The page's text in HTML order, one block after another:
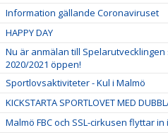
Information gällande Coronaviruset
HAPPY DAY
Nu är anmälan till
2020/2021 öppen!
Sportlovsaktiviteter - Kul i Malmö
KICKSTARTA SPORTLOVET MED
Malmö FBC och SSL-cirkusen flyttar